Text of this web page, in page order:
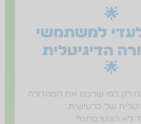
🌟
למשתמשי
הדיגיטלית
🌟
רק למי שרכש את המהדורה
של כרטישיח.
לא הצטרפתם?